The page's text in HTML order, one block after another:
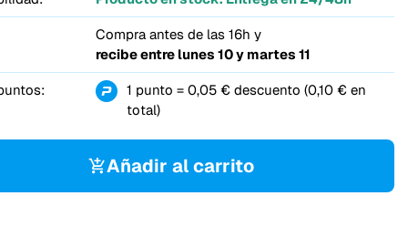
Compra antes de las 16h y
recibe entre lunes 10 y martes 11
1 punto = 0,05 € descuento (0,10 € en
total)
Añadir al carrito